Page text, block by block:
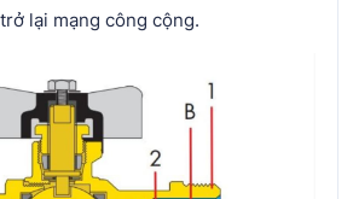
lại mạng công cộng.